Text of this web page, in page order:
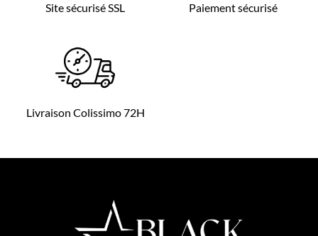
Site sécurisé SSL Paiement sécurisé
Livraison Colissimo 72H